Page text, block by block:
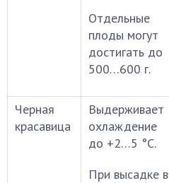
Отдельные
плоды могут
достигать до
500…600 г.
Черная
красавица
Выдерживает
охлаждение
до +2…5 °С.
При высадке в